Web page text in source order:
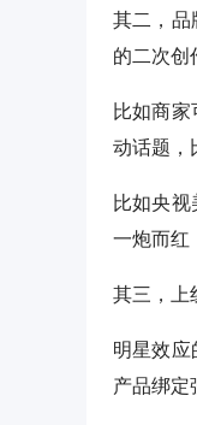
其二，品
的二次创
比如商
动话题，
比如央
一炮而红
其三，上
明星效
产品绑定